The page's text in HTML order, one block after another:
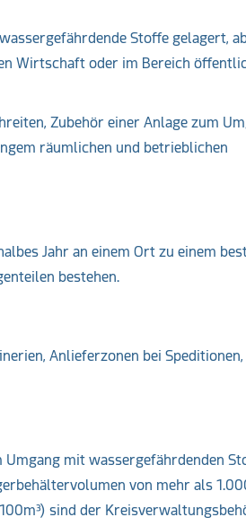
Stoffe gelagert,
Wirtschaft oder im Bereich
Zubehör einer Anlage zum
räumlichen und betrieblichen
Jahr an einem Ort zu einem
bestehen.
Anlieferzonen bei Speditionen,
mit wassergefährdenden
von mehr als
sind der